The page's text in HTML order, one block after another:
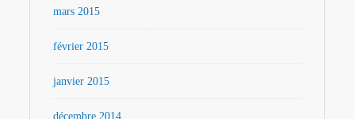
mars 2015
février 2015
janvier 2015
décembre 2014